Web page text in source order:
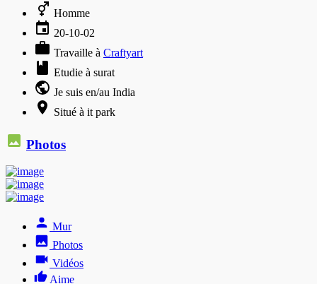
Homme
20-10-02
Travaille à Craftyart
Etudie à surat
Je suis en/au India
Situé à it park
Photos
Mur
Photos
Vidéos
Aime